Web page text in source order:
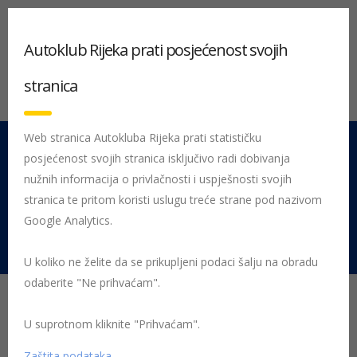
051 212 442 Centrala
Pon - Pet 08:00 - 16:00
Rujevica 9/1, 51000 Rijeka
Naknada štete na vozilu
zbog udara kontejnera -
Autoklub Rijeka prati posjećenost svojih
stranica
Web stranica Autokluba Rijeka prati statističku
posjećenost svojih stranica isključivo radi dobivanja
nužnih informacija o privlačnosti i uspješnosti svojih
stranica te pritom koristi uslugu treće strane pod nazivom
Google Analytics.
U koliko ne želite da se prikupljeni podaci šalju na obradu
odaberite "Ne prihvaćam".
U suprotnom kliknite "Prihvaćam".